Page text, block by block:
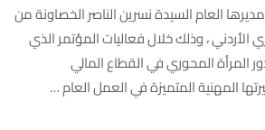
العام السيدة نسرين الناصر الخصاونة من
الأردني ، وذلك خلال فعاليات المؤتمر الذي
المرأة المحوري في القطاع المالي
المهنية المتميزة في العمل العام …